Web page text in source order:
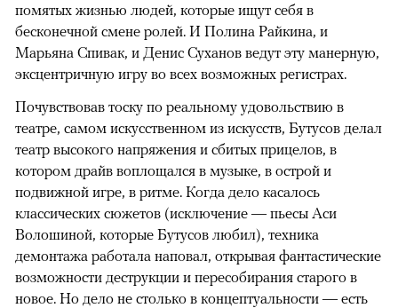
помятых жизнью людей, которые ищут себя в
бесконечной смене ролей. И Полина Райкина, и
Марьяна Спивак, и Денис Суханов ведут эту манерную,
эксцентричную игру во всех возможных регистрах.
Почувствовав тоску по реальному удовольствию в
театре, самом искусственном из искусств, Бутусов делал
театр высокого напряжения и сбитых прицелов, в
котором драйв воплощался в музыке, в острой и
подвижной игре, в ритме. Когда дело касалось
классических сюжетов (исключение — пьесы Аси
Волошиной, которые Бутусов любил), техника
демонтажа работала наповал, открывая фантастические
возможности деструкции и пересобирания старого в
новое. Но дело не столько в концептуальности — есть